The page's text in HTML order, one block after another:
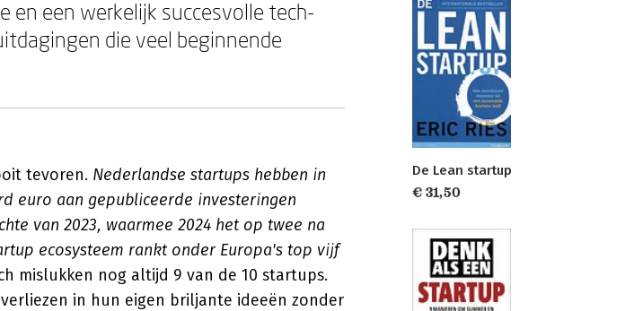
en een werkelijk succesvolle tech-
die veel beginnende
tevoren. Nederlandse startups hebben in
euro aan gepubliceerde investeringen
van 2023, waarmee 2024 het op twee na
ecosysteem rankt onder Europa's top vijf
mislukken nog altijd 9 van de 10 startups.
in hun eigen briljante ideeën zonder
De Lean startup
€ 31,50